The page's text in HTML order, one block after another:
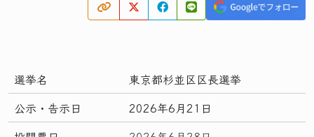
選挙名
東京都杉並区区長選挙
公示・告示日
2026年6月21日